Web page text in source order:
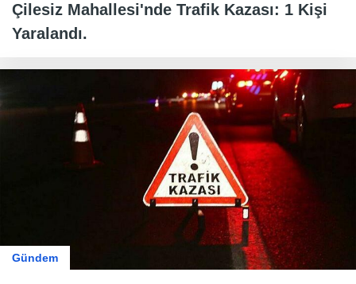
Çilesiz Mahallesi'nde Trafik Kazası: 1 Kişi
Yaralandı.
Gündem